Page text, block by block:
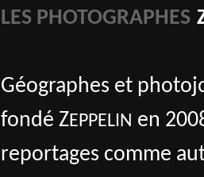
LES PHOTOGRAPHES
Géographes et
fondé ZEPPELIN en
reportages comme